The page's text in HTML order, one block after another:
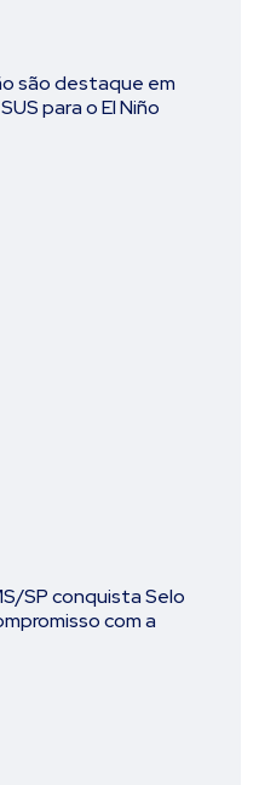
são destaque em
para o El Niño
SP conquista Selo
com a